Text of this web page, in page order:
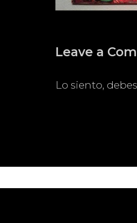
Leave a
Lo siento,